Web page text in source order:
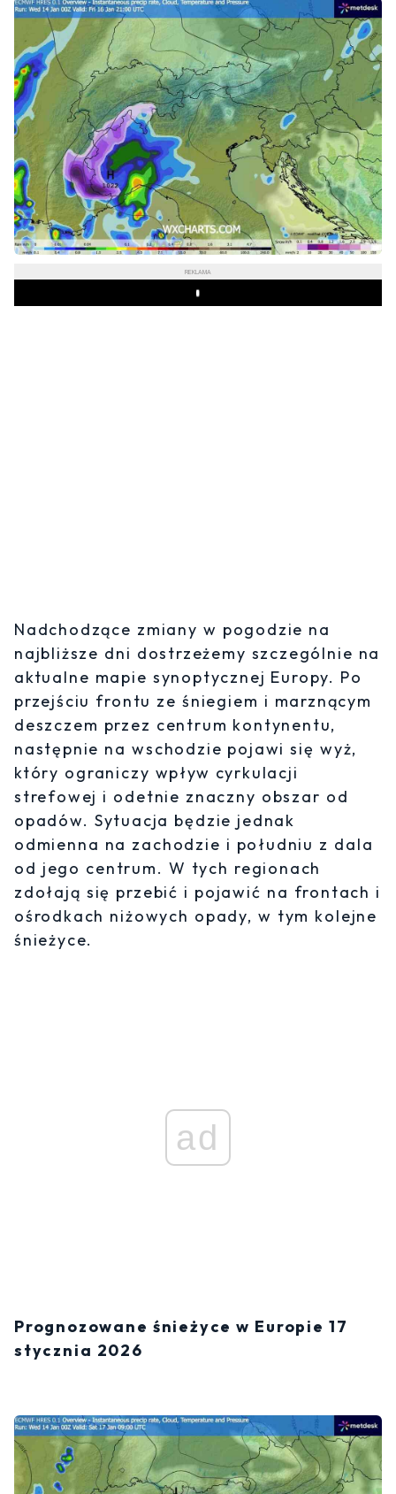
REKLAMA
Play
Nadchodzące zmiany w pogodzie na
najbliższe dni dostrzeżemy szczególnie na
aktualne mapie synoptycznej Europy. Po
przejściu frontu ze śniegiem i marznącym
deszczem przez centrum kontynentu,
następnie na wschodzie pojawi się wyż,
który ograniczy wpływ cyrkulacji
strefowej i odetnie znaczny obszar od
opadów. Sytuacja będzie jednak
odmienna na zachodzie i południu z dala
od jego centrum. W tych regionach
zdołają się przebić i pojawić na frontach i
ośrodkach niżowych opady, w tym kolejne
śnieżyce.
ad
Prognozowane śnieżyce w Europie 17
stycznia 2026